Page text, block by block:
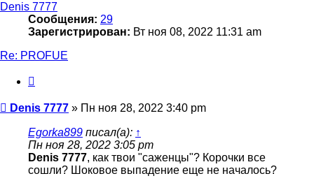
Denis 7777
Сообщения: 29
Зарегистрирован: Вт ноя 08, 2022 11:31 am
Re: PROFUE
Сообщение
Denis 7777 » Пн ноя 28, 2022 3:40 pm
Egorka899 писал(а): ↑
Пн ноя 28, 2022 3:05 pm
Denis 7777, как твои "саженцы"? Корочки все
сошли? Шоковое выпадение еще не началось?